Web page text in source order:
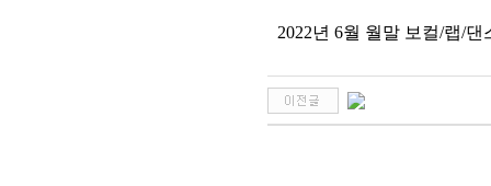
2022년 6월 월말 보컬/랩/